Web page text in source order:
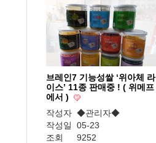
브레인7 기능성쌀 ‘위아체 라
이스’ 11종 판매중 ! ( 위메프
에서 )
작성자 ◆관리자◆
작성일
05-23
조회
9252